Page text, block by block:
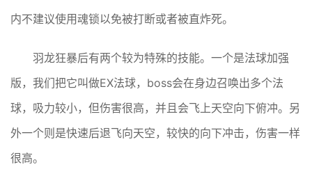
内不建议使用魂锁以免被打断或者被直炸死。
羽龙狂暴后有两个较为特殊的技能。一个是法球加强
版，我们把它叫做EX法球，boss会在身边召唤出多个法
球，吸力较小，但伤害很高，并且会飞上天空向下俯冲。另
外一个则是快速后退飞向天空，较快的向下冲击，伤害一样
很高。